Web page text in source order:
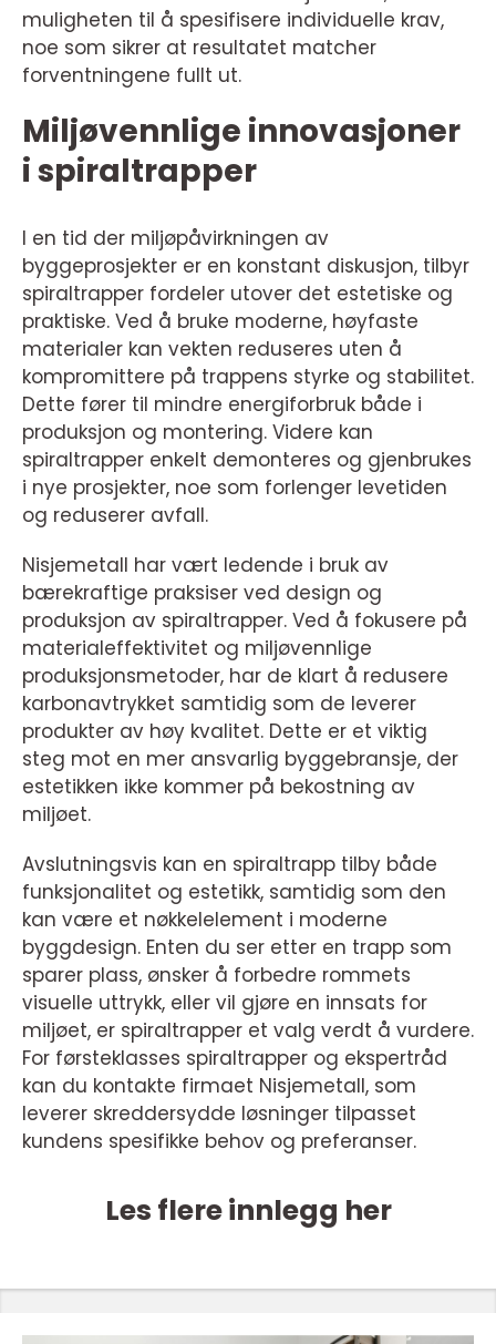
muligheten til å spesifisere individuelle krav,
noe som sikrer at resultatet matcher
forventningene fullt ut.
Miljøvennlige innovasjoner
i spiraltrapper
I en tid der miljøpåvirkningen av
byggeprosjekter er en konstant diskusjon, tilbyr
spiraltrapper fordeler utover det estetiske og
praktiske. Ved å bruke moderne, høyfaste
materialer kan vekten reduseres uten å
kompromittere på trappens styrke og stabilitet.
Dette fører til mindre energiforbruk både i
produksjon og montering. Videre kan
spiraltrapper enkelt demonteres og gjenbrukes
i nye prosjekter, noe som forlenger levetiden
og reduserer avfall.
Nisjemetall har vært ledende i bruk av
bærekraftige praksiser ved design og
produksjon av spiraltrapper. Ved å fokusere på
materialeffektivitet og miljøvennlige
produksjonsmetoder, har de klart å redusere
karbonavtrykket samtidig som de leverer
produkter av høy kvalitet. Dette er et viktig
steg mot en mer ansvarlig byggebransje, der
estetikken ikke kommer på bekostning av
miljøet.
Avslutningsvis kan en spiraltrapp tilby både
funksjonalitet og estetikk, samtidig som den
kan være et nøkkelelement i moderne
byggdesign. Enten du ser etter en trapp som
sparer plass, ønsker å forbedre rommets
visuelle uttrykk, eller vil gjøre en innsats for
miljøet, er spiraltrapper et valg verdt å vurdere.
For førsteklasses spiraltrapper og ekspertråd
kan du kontakte firmaet Nisjemetall, som
leverer skreddersydde løsninger tilpasset
kundens spesifikke behov og preferanser.
Les flere innlegg her